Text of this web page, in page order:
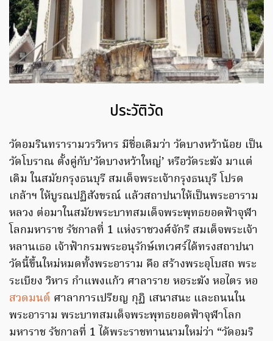
ประวัติวัด
วัดอมรินทรารามวรวิหาร มีชื่อเดิมว่า วัดบางหว้าน้อย เป็น
วัดโบราณ ตั้งคู่กับ’วัดบางหว้าใหญ่’ หรือวัดระฆัง มาแต่
เดิม ในสมัยกรุงธนบุรี สมเด็จพระเจ้ากรุงธนบุรี โปรด
เกล้าฯ ให้บูรณปฏิสังขรณ์ แล้วสถาปนาให้เป็นพระอาราม
หลวง ต่อมาในสมัยพระบาทสมเด็จพระพุทธยอดฟ้าจุฬา
โลกมหาราช รัชกาลที่ 1 แห่งราชวงศ์จักรี สมเด็จพระเจ้า
หลานเธอ เจ้าฟ้ากรมพระอนุรักษ์เทเวศร์ได้ทรงสถาปนา
วัดนี้ขึ้นใหม่หมดทั้งพระอาราม คือ สร้างพระอุโบสถ พระ
ระเบียง วิหาร กำแพงแก้ว ศาลาราย หอระฆัง หอไตร หอ
สวดมนต์ ศาลาการเปรียญ กุฏิ เสนาสนะ และถนนใน
พระอาราม พระบาทสมเด็จพระพุทธยอดฟ้าจุฬาโลก
มหาราช รัชกาลที่ 1 ได้พระราชทานนามใหม่ว่า “วัดอมริ